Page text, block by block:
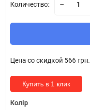
Количество:
Цена со скидкой 566 грн.
Купить в 1 клик
Колір